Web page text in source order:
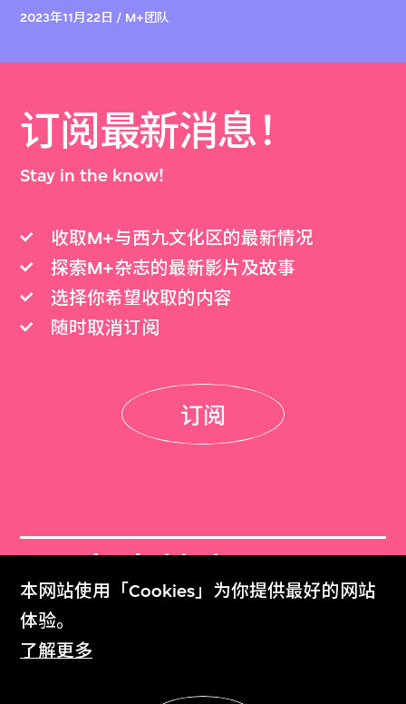
本网站使用「Cookies」为你提供最好的网站
体验。
了解更多
2023年11月22日 / M+团队
订阅最新消息！
Stay in the know!
收取M+与西九文化区的最新情况
探索M+杂志的最新影片及故事
选择你希望收取的内容
随时取消订阅
订阅
M+杂志档案
M+ Magazine Archive
M+藏品